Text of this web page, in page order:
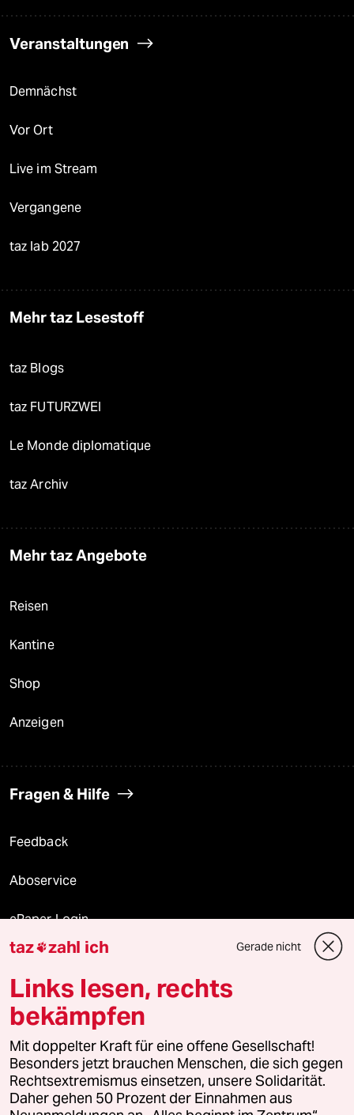
Veranstaltungen
Demnächst
Vor Ort
Live im Stream
Vergangene
taz lab 2027
Mehr taz Lesestoff
taz Blogs
taz FUTURZWEI
Le Monde diplomatique
taz Archiv
Mehr taz Angebote
Reisen
Kantine
Shop
Anzeigen
Fragen & Hilfe
Feedback
Aboservice
ePaper Login
Downloads für Abonnierende
© 2026 taz Verlags und Vertriebs GmbH
Alle Rechte vorbehalten. Bei rechtlichen Fragen oder für Genehmigungen
wenden Sie sich bitte an
lizenzen@taz.de
Feedback Redaktionsstatut Kommune-Richtlinien
taz zahl ich Gerade nicht
Links lesen, rechts
bekämpfen
Mit doppelter Kraft für eine offene Gesellschaft!
Besonders jetzt brauchen Menschen, die sich gegen
Rechtsextremismus einsetzen, unsere Solidarität.
Daher gehen 50 Prozent der Einnahmen aus